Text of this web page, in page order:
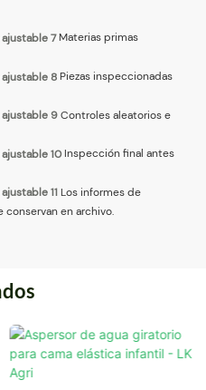
Materias primas
Piezas inspeccionadas
Controles aleatorios e
Inspección final antes
Los informes de
en archivo.